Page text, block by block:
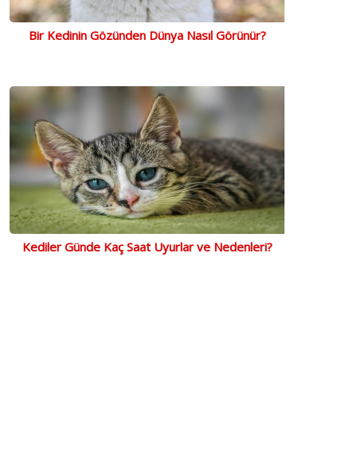
Bir Kedinin Gözünden Dünya Nasıl Görünür?
Kediler Günde Kaç Saat Uyurlar ve Nedenleri?